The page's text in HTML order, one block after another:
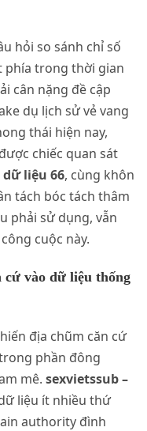
hỏi so sánh chỉ số
phía trong thời gian
cân nặng đề cập
dụ lịch sử vẻ vang
thái hiện nay,
chiếc quan sát
dữ liệu 66, cùng khôn
tách bóc tách thâm
phải sử dụng, vẫn
cuộc này.
cứ vào dữ liệu thống
địa chũm căn cứ
phần đông
mê. sexvietssub –
liệu ít nhiều thứ
authority đình